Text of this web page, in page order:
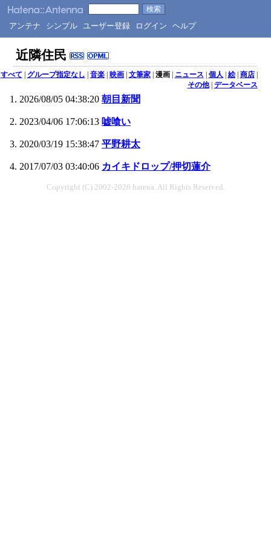
アンテナ シンプル ユーザー登録 ログイン ヘルプ
近隣住民
すべて | グループ指定なし | 音楽| 映画| 文筆家| 漫画| ニュース | 個人 | 絵| 商店|
その他| データベース
2026/08/05 04:38:20 朝目新聞
2023/04/06 17:06:13 嘘喰い
2020/03/19 15:38:47 平野耕太
2017/07/03 03:40:06 カイキドロップ/押切蓮介
Copyright (C) 2002-2026 hatena. All Rights Reserved.